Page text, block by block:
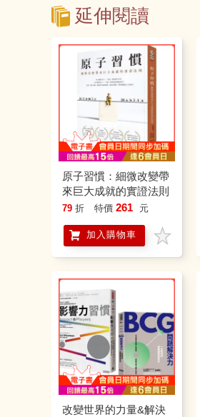
延伸閱讀
原子習慣：細微改變帶
來巨大成就的實證法則
79 折 特價 261 元
加入購物車
改變世界的力量&解決